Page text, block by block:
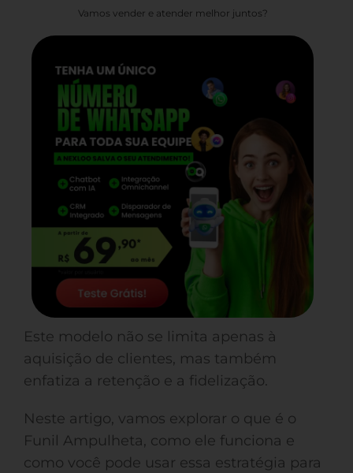
Vamos vender e atender melhor juntos?
Este modelo não se limita apenas à
aquisição de clientes, mas também
enfatiza a retenção e a fidelização.
Neste artigo, vamos explorar o que é o
Funil Ampulheta, como ele funciona e
como você pode usar essa estratégia para